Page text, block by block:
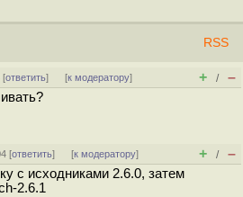
RSS
[ответить] [к модератору] + / –
[ответить] [к модератору] + / –
с исходниками 2.6.0, затем
2.6.1